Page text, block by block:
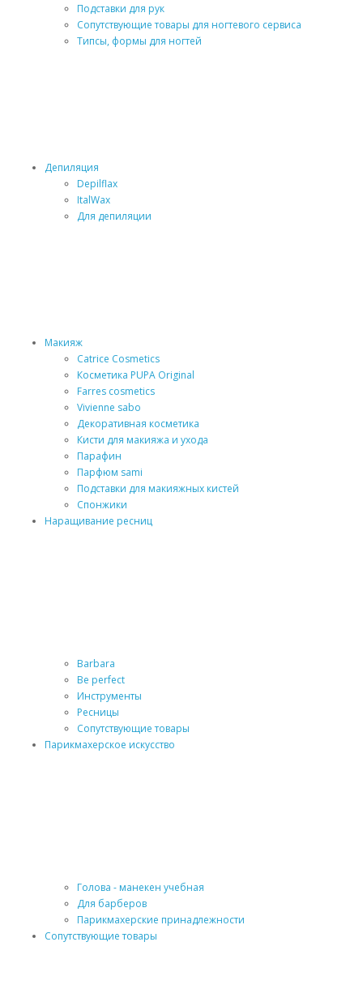
Подставки для рук
Сопутствующие товары для ногтевого сервиса
Типсы, формы для ногтей
Депиляция
Depilflax
ItalWax
Для депиляции
Макияж
Catrice Cosmetics
Косметика PUPA Original
Farres cosmetics
Vivienne sabo
Декоративная косметика
Кисти для макияжа и ухода
Парафин
Парфюм sami
Подставки для макияжных кистей
Спонжики
Наращивание ресниц
Barbara
Be perfect
Инструменты
Ресницы
Сопутствующие товары
Парикмахерское искусство
Голова - манекен учебная
Для барберов
Парикмахерские принадлежности
Сопутствующие товары